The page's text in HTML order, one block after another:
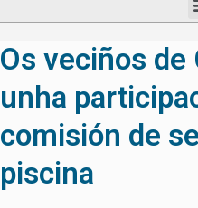
Os veciños de
unha
comisión de
piscina